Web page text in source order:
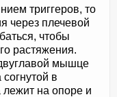
триггеров, то
через плечевой
чтобы
растяжения.
мышце
в
лежит на опоре и